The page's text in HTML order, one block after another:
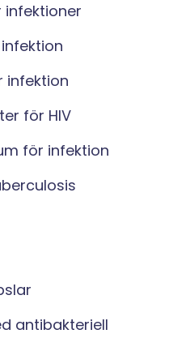
infektion
för HIV
för infektion
antibakteriell